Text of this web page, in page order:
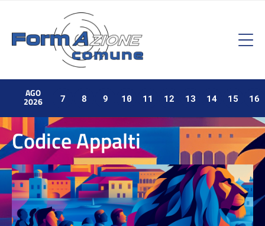
AGO
2026 7 8 9 10 11 12 13 14 15 16
Codice Appalti